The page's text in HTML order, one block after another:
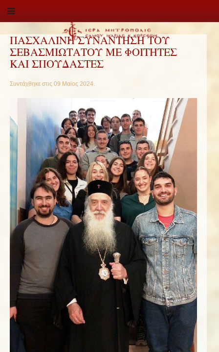
ΠΑΣΧΑΛΙΝΗ ΣΥΝΑΝΤΗΣΗ ΤΟΥ
ΣΕΒΑΣΜΙΩΤΑΤΟΥ ΜΕ ΦΟΙΤΗΤΕΣ
ΚΑΙ ΣΠΟΥΔΑΣΤΕΣ
Συντάχθηκε στις 09 Μαϊος 2024.